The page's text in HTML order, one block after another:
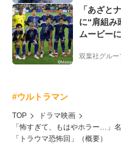
「あざと
に“肩組み
ムービー
「粋にも
双葉社グルー
#ウルトラマン
TOP
ドラマ映画
「怖すぎて、もはやホラー…」
「トラウマ恐怖回」（概要）